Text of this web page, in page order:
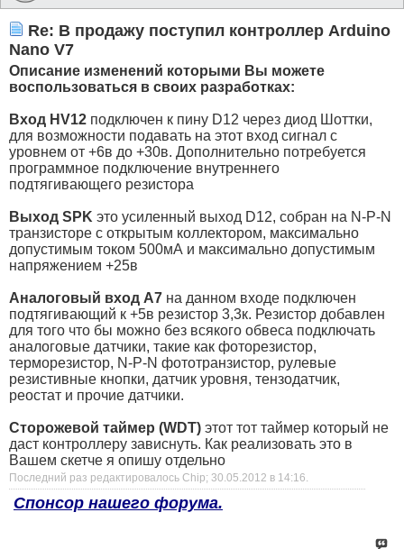
Re: В продажу поступил контроллер Arduino
Nano V7
Описание изменений которыми Вы можете
воспользоваться в своих разработках:
Вход HV12 подключен к пину D12 через диод Шоттки,
для возможности подавать на этот вход сигнал с
уровнем от +6в до +30в. Дополнительно потребуется
программное подключение внутреннего
подтягивающего резистора
Выход SPK это усиленный выход D12, собран на N-P-N
транзисторе с открытым коллектором, максимально
допустимым током 500мА и максимально допустимым
напряжением +25в
Аналоговый вход А7 на данном входе подключен
подтягивающий к +5в резистор 3,3к. Резистор добавлен
для того что бы можно без всякого обвеса подключать
аналоговые датчики, такие как фоторезистор,
терморезистор, N-P-N фототранзистор, рулевые
резистивные кнопки, датчик уровня, тензодатчик,
реостат и прочие датчики.
Сторожевой таймер (WDT) этот тот таймер который не
даст контроллеру зависнуть. Как реализовать это в
Вашем скетче я опишу отдельно
Последний раз редактировалось Chip; 30.05.2012 в 14:16
Спонсор нашего форума.